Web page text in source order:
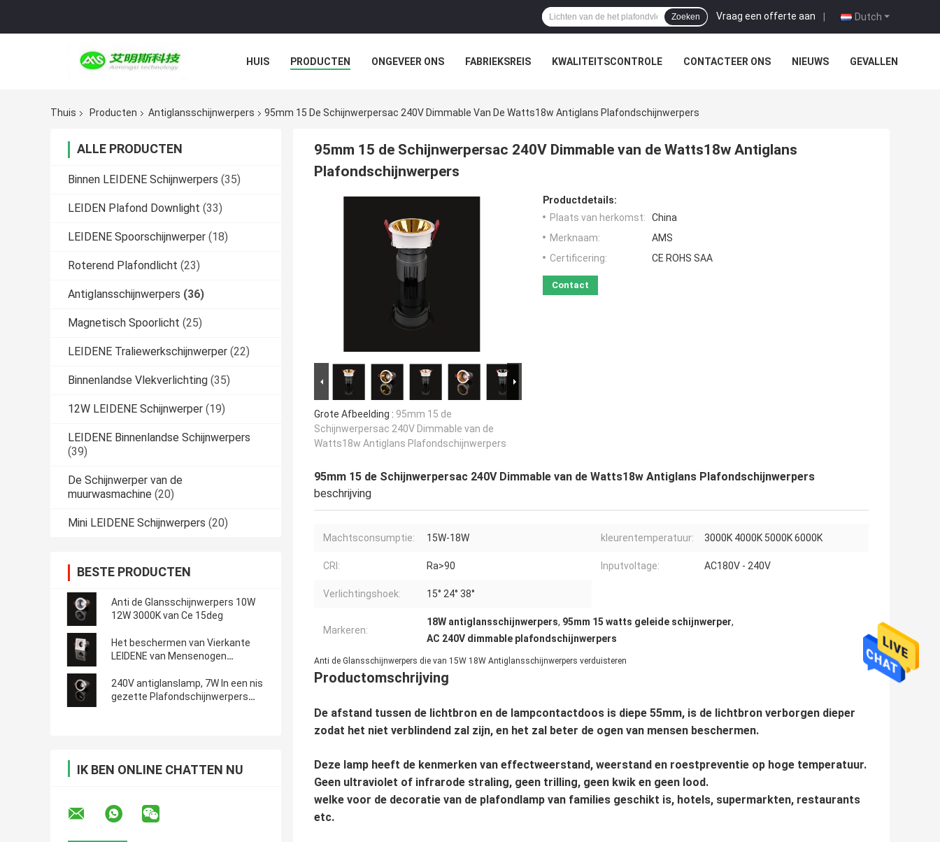
Dutch
Vraag een offerte aan |
Zoeken
HUIS PRODUCTEN ONGEVEER ONS FABRIEKSREIS KWALITEITSCONTROLE CONTACTEER ONS NIEUWS GEVALLEN
Thuis Producten Antiglansschijnwerpers 95mm 15 De Schijnwerpersac 240V Dimmable Van De Watts18w Antiglans Plafondschijnwerpers
ALLE PRODUCTEN
Binnen LEIDENE Schijnwerpers (35)
LEIDEN Plafond Downlight (33)
LEIDENE Spoorschijnwerper (18)
Roterend Plafondlicht (23)
Antiglansschijnwerpers (36)
Magnetisch Spoorlicht (25)
LEIDENE Traliewerkschijnwerper (22)
Binnenlandse Vlekverlichting (35)
12W LEIDENE Schijnwerper (19)
LEIDENE Binnenlandse Schijnwerpers
(39)
De Schijnwerper van de
muurwasmachine (20)
Mini LEIDENE Schijnwerpers (20)
BESTE PRODUCTEN
Anti de Glansschijnwerpers 10W
12W 3000K van Ce 15deg
Het beschermen van Vierkante
LEIDENE van Mensenogen
Kleurentemperatuur
240V antiglanslamp, 7W In een nis
gezette Plafondschijnwerpers
IK BEN ONLINE CHATTEN NU
95mm 15 de Schijnwerpersac 240V Dimmable van de Watts18w Antiglans
Plafondschijnwerpers
Grote Afbeelding : 95mm 15 de
Schijnwerpersac 240V Dimmable van de
Watts18w Antiglans Plafondschijnwerpers
Productdetails:
Plaats van herkomst:
China
Merknaam:
AMS
Certificering:
CE ROHS SAA
Contact
95mm 15 de Schijnwerpersac 240V Dimmable van de Watts18w Antiglans Plafondschijnwerpers
beschrijving
Machtsconsumptie: 15W-18W kleurentemperatuur: 3000K 4000K 5000K 6000K
CRI: Ra>90 Inputvoltage: AC180V - 240V
Verlichtingshoek: 15° 24° 38°
Markeren:
18W antiglansschijnwerpers, 95mm 15 watts geleide schijnwerper,
AC 240V dimmable plafondschijnwerpers
Anti de Glansschijnwerpers die van 15W 18W Antiglansschijnwerpers verduisteren
Productomschrijving
De afstand tussen de lichtbron en de lampcontactdoos is diepe 55mm, is de lichtbron verborgen dieper
zodat het niet verblindend zal zijn, en het zal beter de ogen van mensen beschermen.
Deze lamp heeft de kenmerken van effectweerstand, weerstand en roestpreventie op hoge temperatuur.
Geen ultraviolet of infrarode straling, geen trilling, geen kwik en geen lood.
welke voor de decoratie van de plafondlamp van families geschikt is, hotels, supermarkten, restaurants
etc.